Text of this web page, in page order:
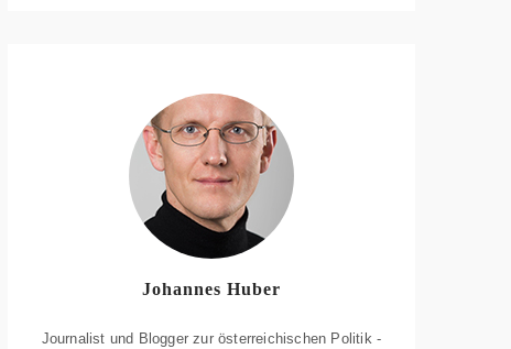
Johannes Huber
Journalist und Blogger zur österreichischen Politik -